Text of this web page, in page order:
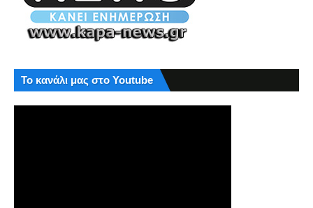
Το κανάλι μας στο Youtube